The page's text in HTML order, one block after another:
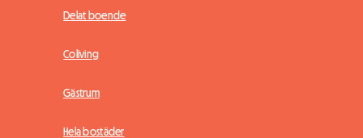
Delat boende
Coliving
Gästrum
Hela bostäder